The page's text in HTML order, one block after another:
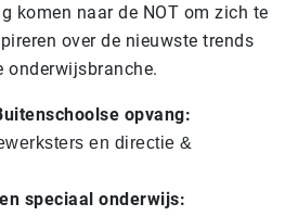
komen naar de NOT om zich te
over de nieuwste trends
onderwijsbranche.
opvang:
en directie &
speciaal onderwijs: